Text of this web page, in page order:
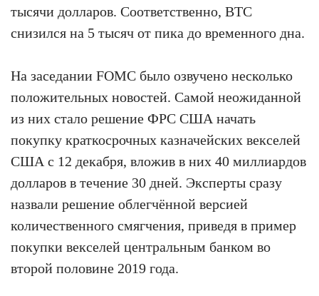
тысячи долларов. Соответственно, BTC
снизился на 5 тысяч от пика до временного дна.
На заседании FOMC было озвучено несколько
положительных новостей. Самой неожиданной
из них стало решение ФРС США начать
покупку краткосрочных казначейских векселей
США с 12 декабря, вложив в них 40 миллиардов
долларов в течение 30 дней. Эксперты сразу
назвали решение облегчённой версией
количественного смягчения, приведя в пример
покупки векселей центральным банком во
второй половине 2019 года.